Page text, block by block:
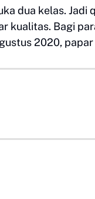
dua kelas.
kualitas. Bagi
2020, papar